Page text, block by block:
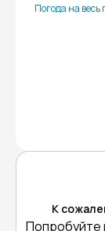
Погода на весь
К
Попробуйте